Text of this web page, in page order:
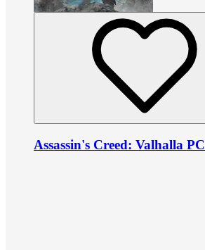
Assassin's Creed: Valhalla PC